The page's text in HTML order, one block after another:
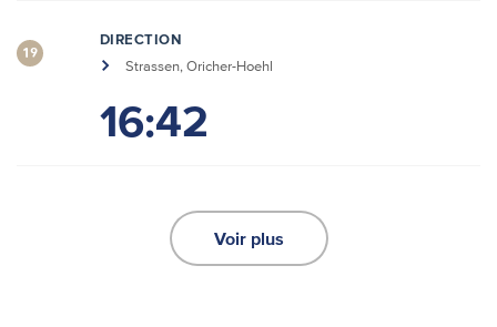
19
DIRECTION
Strassen, Oricher-Hoehl
16:42
Voir plus